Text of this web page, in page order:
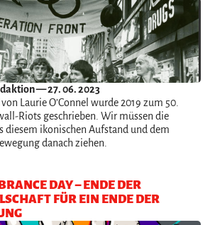
— 27. 06. 2023
Laurie O’Connel wurde 2019 zum 50.
Riots geschrieben. Wir müssen die
diesem ikonischen Aufstand und dem
danach ziehen.
DAY – ENDE DER
FÜR EIN ENDE DER